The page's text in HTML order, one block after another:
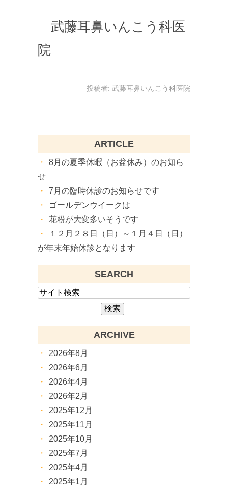
武藤耳鼻いんこう科医
院
投稿者: 武藤耳鼻いんこう科医院
ARTICLE
8月の夏季休暇（お盆休み）のお知ら
せ
7月の臨時休診のお知らせです
ゴールデンウイークは
花粉が大変多いそうです
１２月２８日（日）～１月４日（日）
が年末年始休診となります
SEARCH
ARCHIVE
2026年8月
2026年6月
2026年4月
2026年2月
2025年12月
2025年11月
2025年10月
2025年7月
2025年4月
2025年1月